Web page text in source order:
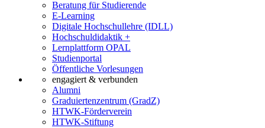
Beratung für Studierende
E-Learning
Digitale Hochschullehre (IDLL)
Hochschuldidaktik +
Lernplattform OPAL
Studienportal
Öffentliche Vorlesungen
engagiert & verbunden
Alumni
Graduiertenzentrum (GradZ)
HTWK-Förderverein
HTWK-Stiftung